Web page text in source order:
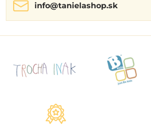
info​@tanielashop​.sk